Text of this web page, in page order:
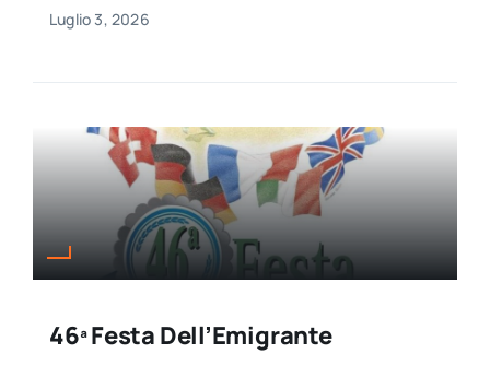
Luglio 3, 2026
46ª Festa Dell’Emigrante